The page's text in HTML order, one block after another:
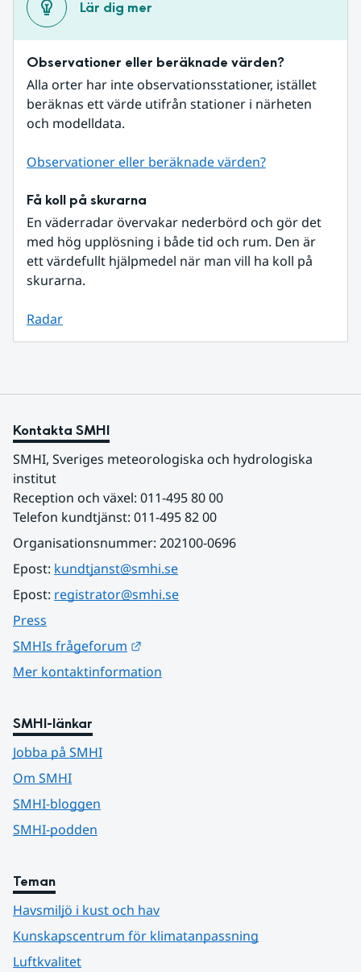
Lär dig mer
Observationer eller beräknade värden?
Alla orter har inte observationsstationer, istället
beräknas ett värde utifrån stationer i närheten
och modelldata.
Observationer eller beräknade värden?
Få koll på skurarna
En väderradar övervakar nederbörd och gör det
med hög upplösning i både tid och rum. Den är
ett värdefullt hjälpmedel när man vill ha koll på
skurarna.
Radar
Kontakta SMHI
SMHI, Sveriges meteorologiska och hydrologiska
institut
Reception och växel: 011-495 80 00
Telefon kundtjänst: 011-495 82 00
Organisationsnummer: 202100-0696
Epost: kundtjanst@smhi.se
Epost: registrator@smhi.se
Press
SMHIs frågeforum
Mer kontaktinformation
SMHI-länkar
Jobba på SMHI
Om SMHI
SMHI-bloggen
SMHI-podden
Teman
Havsmiljö i kust och hav
Kunskapscentrum för klimatanpassning
Luftkvalitet